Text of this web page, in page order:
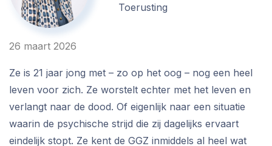
Toerusting
26 maart 2026
Ze is 21 jaar jong met – zo op het oog – nog een heel
leven voor zich. Ze worstelt echter met het leven en
verlangt naar de dood. Of eigenlijk naar een situatie
waarin de psychische strijd die zij dagelijks ervaart
eindelijk stopt. Ze kent de GGZ inmiddels al heel wat